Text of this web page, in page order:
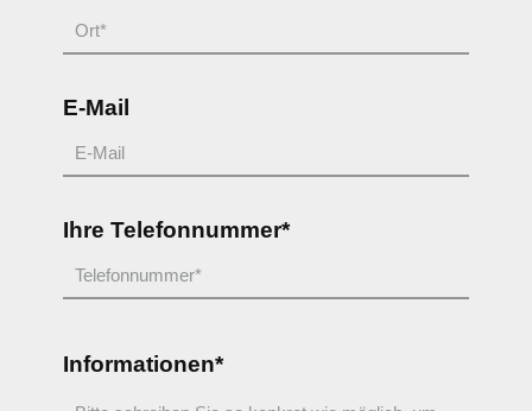
E-Mail
Ihre Telefonnummer*
Informationen*